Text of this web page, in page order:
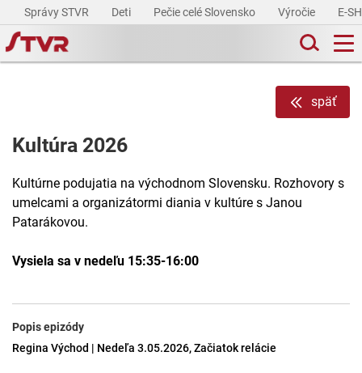
Správy STVR Deti Pečie celé Slovensko Výročie E-
späť
Kultúra 2026
Kultúrne podujatia na východnom Slovensku. Rozhovory s
umelcami a organizátormi diania v kultúre s Janou
Patarákovou.
Vysiela sa v nedeľu 15:35-16:00
Popis epizódy
Regina Východ | Nedeľa 3.05.2026, Začiatok relácie